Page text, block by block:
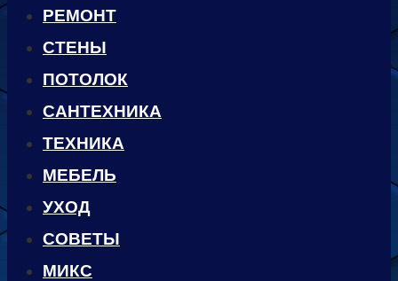
РЕМОНТ
СТЕНЫ
ПОТОЛОК
САНТЕХНИКА
ТЕХНИКА
МЕБЕЛЬ
УХОД
CОВЕТЫ
МИКС